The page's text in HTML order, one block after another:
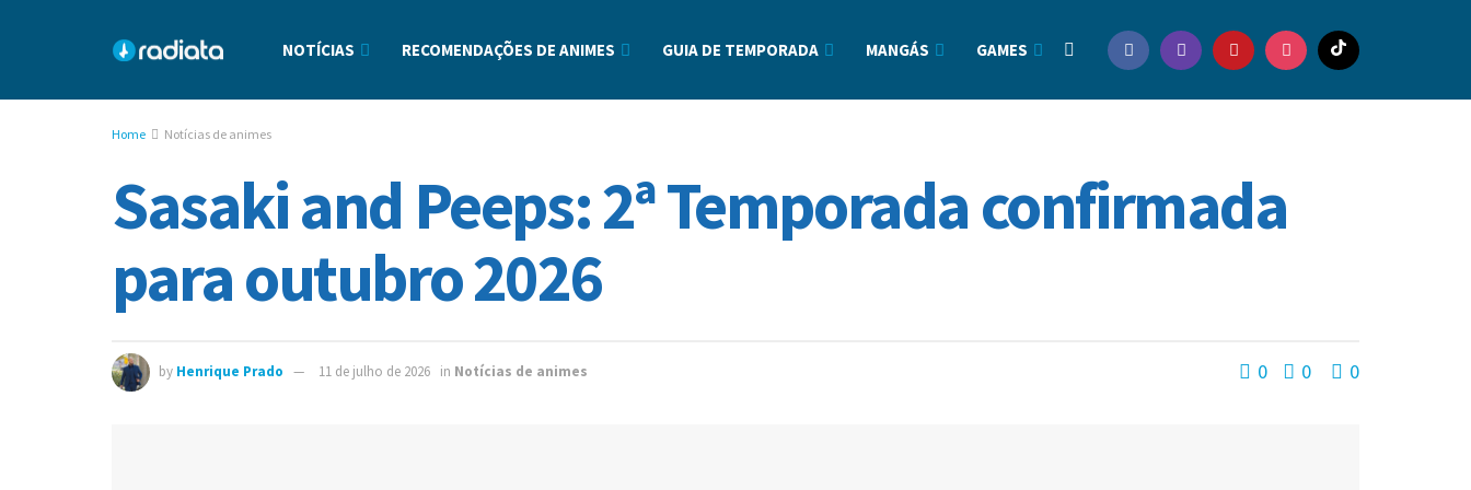
NOTÍCIAS RECOMENDAÇÕES DE ANIMES GUIA DE TEMPORADA MANGÁS GAMES
Home Notícias de animes
Sasaki and Peeps: 2ª Temporada confirmada
para outubro 2026
by Henrique Prado 11 de julho de 2026 in Notícias de animes 0 0 0